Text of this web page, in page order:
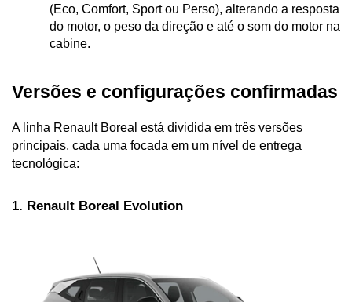
(Eco, Comfort, Sport ou Perso), alterando a resposta
do motor, o peso da direção e até o som do motor na
cabine.
Versões e configurações confirmadas
A linha Renault Boreal está dividida em três versões
principais, cada uma focada em um nível de entrega
tecnológica:
1. Renault Boreal Evolution